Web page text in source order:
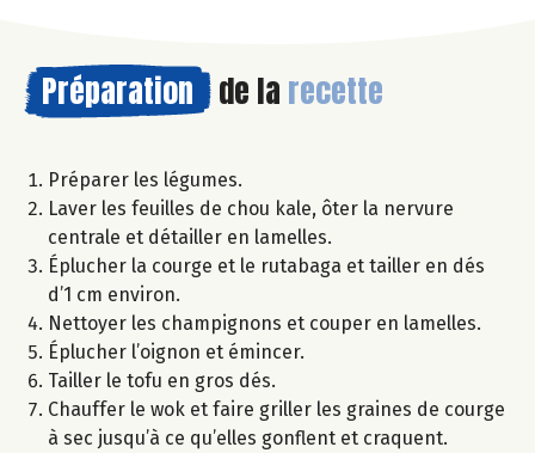
Préparation de la recette
Préparer les légumes.
Laver les feuilles de chou kale, ôter la nervure
centrale et détailler en lamelles.
Éplucher la courge et le rutabaga et tailler en dés
d’1 cm environ.
Nettoyer les champignons et couper en lamelles.
Éplucher l’oignon et émincer.
Tailler le tofu en gros dés.
Chauffer le wok et faire griller les graines de courge
à sec jusqu’à ce qu’elles gonflent et craquent.